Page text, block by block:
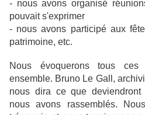
- nous avons organisé
pouvait s'exprimer
- nous avons participé aux
patrimoine, etc.
Nous évoquerons tous ces
ensemble. Bruno Le Gall,
nous dira ce que
nous avons rassemblés.